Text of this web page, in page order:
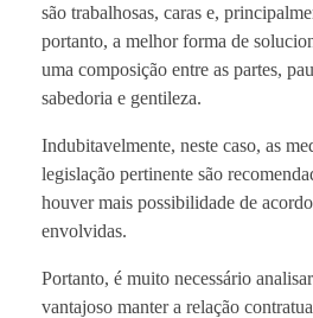
são trabalhosas, caras e,
portanto, a melhor forma de
uma composição entre as partes,
sabedoria e gentileza.
Indubitavelmente, neste caso, as
legislação pertinente são
houver mais possibilidade de
envolvidas.
Portanto, é muito necessário
vantajoso manter a relação